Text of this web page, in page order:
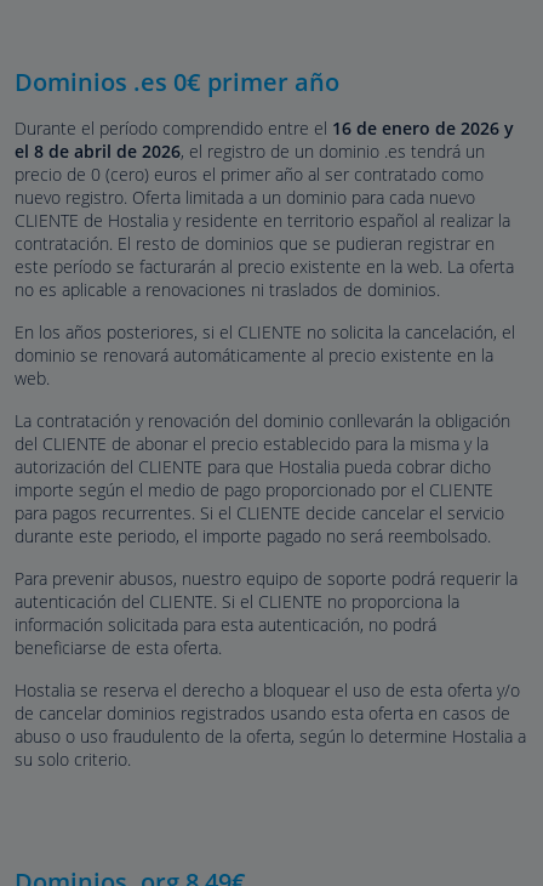
Dominios .es 0€ primer año
Durante el período comprendido entre el 16 de enero de 2026 y
el 8 de abril de 2026, el registro de un dominio .es tendrá un
precio de 0 (cero) euros el primer año al ser contratado como
nuevo registro. Oferta limitada a un dominio para cada nuevo
CLIENTE de Hostalia y residente en territorio español al realizar la
contratación. El resto de dominios que se pudieran registrar en
este período se facturarán al precio existente en la web. La oferta
no es aplicable a renovaciones ni traslados de dominios.
En los años posteriores, si el CLIENTE no solicita la cancelación, el
dominio se renovará automáticamente al precio existente en la
web.
La contratación y renovación del dominio conllevarán la obligación
del CLIENTE de abonar el precio establecido para la misma y la
autorización del CLIENTE para que Hostalia pueda cobrar dicho
importe según el medio de pago proporcionado por el CLIENTE
para pagos recurrentes. Si el CLIENTE decide cancelar el servicio
durante este periodo, el importe pagado no será reembolsado.
Para prevenir abusos, nuestro equipo de soporte podrá requerir la
autenticación del CLIENTE. Si el CLIENTE no proporciona la
información solicitada para esta autenticación, no podrá
beneficiarse de esta oferta.
Hostalia se reserva el derecho a bloquear el uso de esta oferta y/o
de cancelar dominios registrados usando esta oferta en casos de
abuso o uso fraudulento de la oferta, según lo determine Hostalia a
su solo criterio.